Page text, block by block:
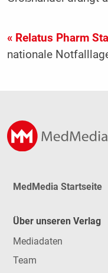
« Relatus Pharm
nationale
MedMedia Startseite
Über unseren Verlag
Mediadaten
Team